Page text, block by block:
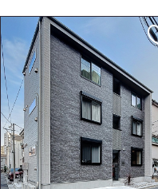
中文可 English OK